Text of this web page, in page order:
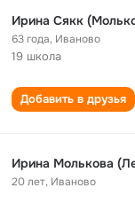
Ирина Сякк
63 года, Иваново
19 школа
Добавить в друзья
Ирина Молькова
20 лет, Иваново